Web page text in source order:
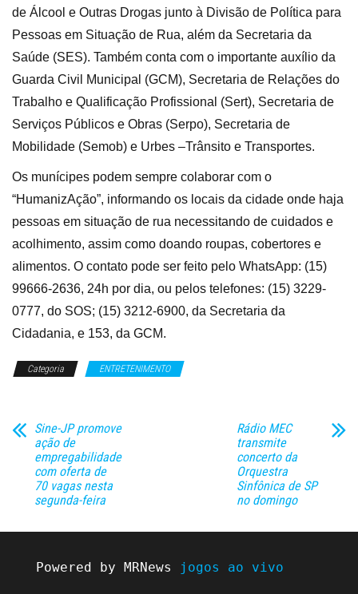
de Álcool e Outras Drogas junto à Divisão de Política para
Pessoas em Situação de Rua, além da Secretaria da
Saúde (SES). Também conta com o importante auxílio da
Guarda Civil Municipal (GCM), Secretaria de Relações do
Trabalho e Qualificação Profissional (Sert), Secretaria de
Serviços Públicos e Obras (Serpo), Secretaria de
Mobilidade (Semob) e Urbes –Trânsito e Transportes.
Os munícipes podem sempre colaborar com o
“HumanizAção”, informando os locais da cidade onde haja
pessoas em situação de rua necessitando de cuidados e
acolhimento, assim como doando roupas, cobertores e
alimentos. O contato pode ser feito pelo WhatsApp: (15)
99666-2636, 24h por dia, ou pelos telefones: (15) 3229-
0777, do SOS; (15) 3212-6900, da Secretaria da
Cidadania, e 153, da GCM.
Categoria ENTRETENIMENTO
Sine-JP promove
ação de
empregabilidade
com oferta de
70 vagas nesta
segunda-feira
Rádio MEC
transmite
concerto da
Orquestra
Sinfônica de SP
no domingo
Powered by MRNews jogos ao vivo